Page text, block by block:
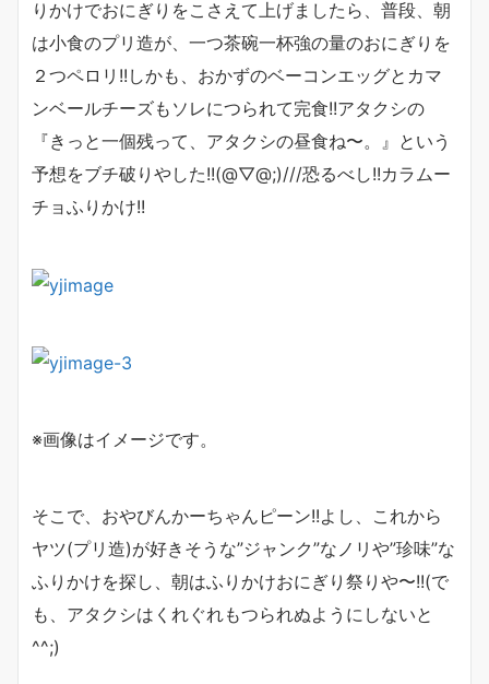
りかけでおにぎりをこさえて上げましたら、普段、朝
は小食のプリ造が、一つ茶碗一杯強の量のおにぎりを
２つペロリ!!しかも、おかずのベーコンエッグとカマ
ンベールチーズもソレにつられて完食!!アタクシの
『きっと一個残って、アタクシの昼食ね〜。』という
予想をブチ破りやした!!(@▽@;)///恐るべし!!カラムー
チョふりかけ!!
※画像はイメージです。
そこで、おやびんかーちゃんピーン!!よし、これから
ヤツ(プリ造)が好きそうな”ジャンク”なノリや”珍味”な
ふりかけを探し、朝はふりかけおにぎり祭りや〜!!(で
も、アタクシはくれぐれもつられぬようにしないと
^^;)